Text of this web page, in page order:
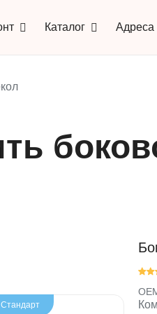
Каталог Адреса
Стандарт